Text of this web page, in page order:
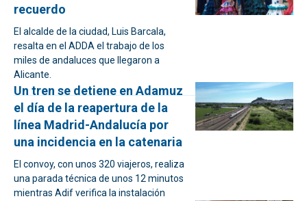
recuerdo
El alcalde de la ciudad, Luis Barcala,
resalta en el ADDA el trabajo de los
miles de andaluces que llegaron a
Alicante.
Un tren se detiene en Adamuz
el día de la reapertura de la
línea Madrid-Andalucía por
una incidencia en la catenaria
El convoy, con unos 320 viajeros, realiza
una parada técnica de unos 12 minutos
mientras Adif verifica la instalación